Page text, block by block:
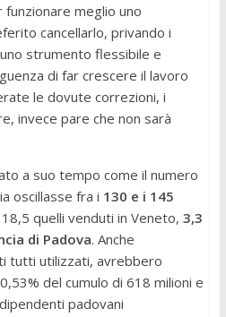
meglio uno
cancellarlo, privando i
strumento flessibile e
di far crescere il lavoro
le dovute correzioni, i
invece pare che non sarà
a suo tempo come il numero
oscillasse fra i 130 e i 145
18,5 quelli venduti in Veneto, 3,3
di Padova. Anche
tutti utilizzati, avrebbero
del cumulo di 618 milioni e
padovani